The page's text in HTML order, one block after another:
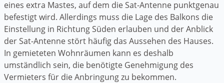
eines extra Mastes, auf dem die Sat-Antenne punktgenau
befestigt wird. Allerdings muss die Lage des Balkons die
Einstellung in Richtung Süden erlauben und der Anblick
der Sat-Antenne stört häufig das Aussehen des Hauses.
In gemieteten Wohnräumen kann es deshalb
umständlich sein, die benötigte Genehmigung des
Vermieters für die Anbringung zu bekommen.